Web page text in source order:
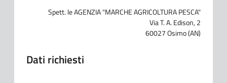
Spett. le AGENZIA "MARCHE AGRICOLTURA PESCA"
Via T. A. Edison, 2
60027 Osimo (AN)
Dati richiesti